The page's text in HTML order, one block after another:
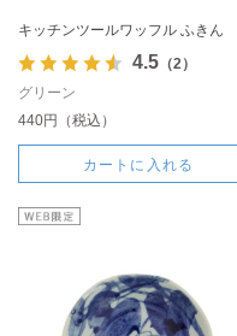
キッチンツールワッフル ふきん
4.5（2）
グリーン
440円（税込）
カートに入れる